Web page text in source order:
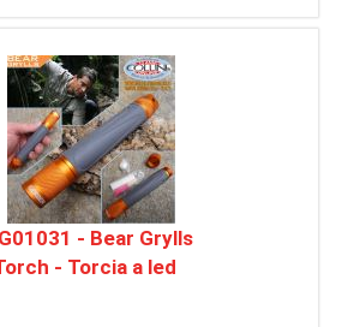
- Bear Grylls
- Torcia a led